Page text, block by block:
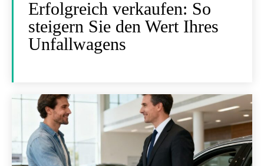
Erfolgreich verkaufen: So
steigern Sie den Wert Ihres
Unfallwagens